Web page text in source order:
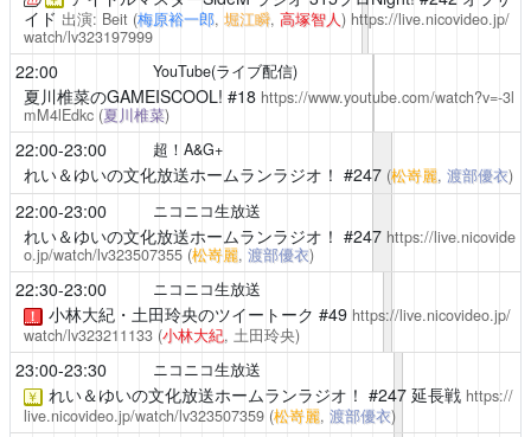
イド 出演: Beit (梅原裕一郎, 堀江瞬, 高塚智人) https://live.nicovideo.jp/
watch/lv323197999
22:00 YouTube(ライブ配信)
夏川椎菜のGAMEISCOOL! #18 https://www.youtube.com/watch?v=-3l
mM4lEdkc (夏川椎菜)
22:00-23:00 超！A&G+
れい＆ゆいの文化放送ホームランラジオ！ #247 (松嵜麗, 渡部優衣)
22:00-23:00 ニコニコ生放送
れい＆ゆいの文化放送ホームランラジオ！ #247 https://live.nicovide
o.jp/watch/lv323507355 (松嵜麗, 渡部優衣)
22:30-23:00 ニコニコ生放送
！ 小林大紀・土田玲央のツイートーク #49 https://live.nicovideo.jp/
watch/lv323211133 (小林大紀, 土田玲央)
23:00-23:30 ニコニコ生放送
￥ れい＆ゆいの文化放送ホームランラジオ！ #247 延長戦 https://
live.nicovideo.jp/watch/lv323507359 (松嵜麗, 渡部優衣)